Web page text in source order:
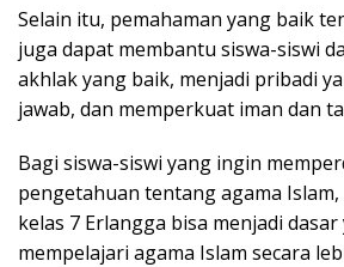
Selain itu, pemahaman yang baik
juga dapat membantu siswa-siswi
akhlak yang baik, menjadi pribadi
jawab, dan memperkuat iman dan
Bagi siswa-siswi yang ingin
pengetahuan tentang agama
kelas 7 Erlangga bisa menjadi
mempelajari agama Islam secara